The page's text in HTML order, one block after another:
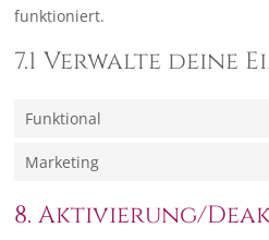
funktioniert.
7.1 Verwalte
Funktional
Marketing
8. Aktivierung/